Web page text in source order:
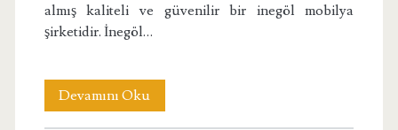
almış kaliteli ve güvenilir bir inegöl mobilya
şirketidir. İnegöl…
Devamını OkuBursa